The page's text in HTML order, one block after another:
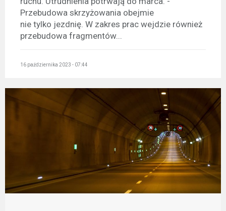
Przebudowa skrzyżowania obejmie
nie tylko jezdnię. W zakres prac wejdzie również
przebudowa fragmentów...
16 października 2023 - 07:44